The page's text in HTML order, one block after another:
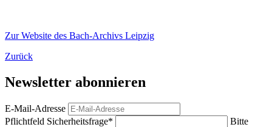
Zur Website des Bach-Archivs Leipzig
Zurück
Newsletter abonnieren
E-Mail-Adresse
Pflichtfeld Sicherheitsfrage*
Bitte